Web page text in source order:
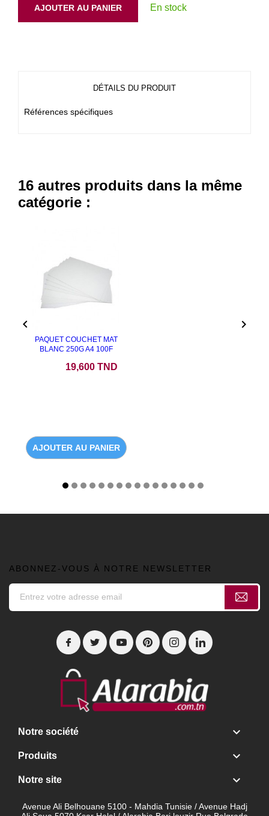
AJOUTER AU PANIER En stock
DÉTAILS DU PRODUIT
Références spécifiques
16 autres produits dans la même
catégorie :
PAQUET COUCHET MAT
BLANC 250G A4 100F
19,600 TND
AJOUTER AU PANIER
 
ABONNEZ-VOUS À NOTRE NEWSLETTER
Notre société 
Produits 
Notre site 
Avenue Ali Belhouane 5100 - Mahdia Tunisie / Avenue Hadj